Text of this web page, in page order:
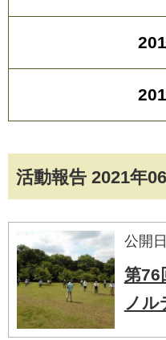
活動報告 2021年
公開
第76
ノル